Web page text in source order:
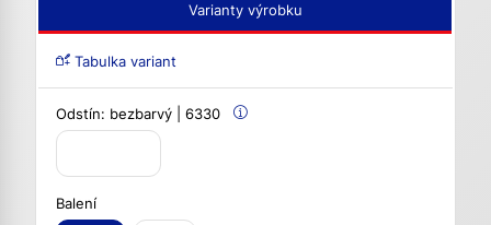
Varianty výrobku
Tabulka variant
Odstín: bezbarvý | 6330
Balení